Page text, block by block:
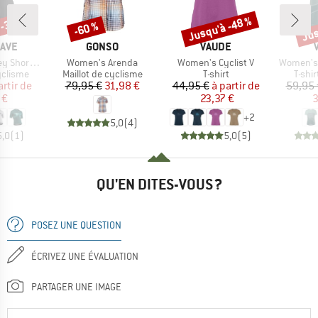
Sleeve
réduit
de
(1)
%
MARQUE
GONSO
Article
Women's Arenda
Product group
Maillot de cyclisme
Prix
79,95 €Prix réduit
31,98 €
5,0(4)
Remise
-60 %
MARQUE
VAUDE
Article
Women's Cyclist V
Product group
T-shirt
Prix
44,95 € Prix réduit
à partir de
23,37 €
+2
5,0(5)
Remise
Jusqu'à -48 %
Article
T-
59,95
QU'EN DITES-VOUS ?
POSEZ UNE QUESTION
ÉCRIVEZ UNE ÉVALUATION
PARTAGER UNE IMAGE